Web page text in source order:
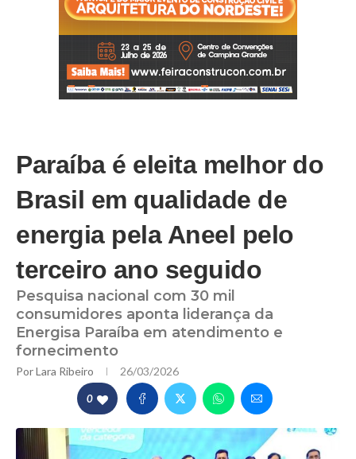
Paraíba é eleita melhor do
Brasil em qualidade de
energia pela Aneel pelo
terceiro ano seguido
Pesquisa nacional com 30 mil
consumidores aponta liderança da
Energisa Paraíba em atendimento e
fornecimento
PorLara Ribeiro 26/03/2026
0